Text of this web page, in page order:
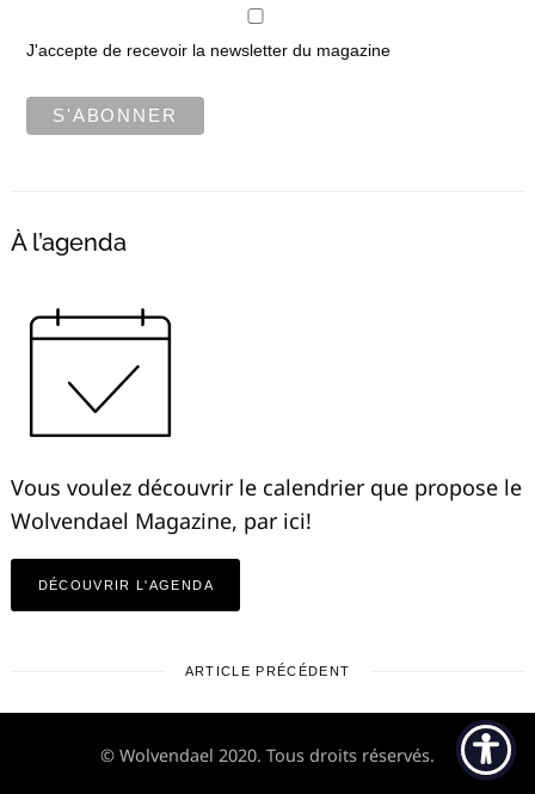
J'accepte de recevoir la newsletter du magazine
À l’agenda
Vous voulez découvrir le calendrier que propose le
Wolvendael Magazine, par ici!
DÉCOUVRIR L'AGENDA
ARTICLE PRÉCÉDENT
© Wolvendael 2020. Tous droits réservés.